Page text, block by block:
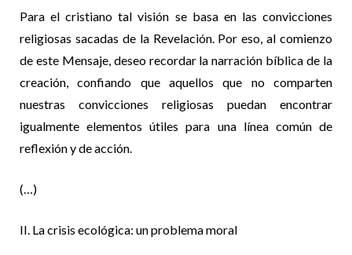
Para el cristiano tal visión se basa en las convicciones
religiosas sacadas de la Revelación. Por eso, al comienzo
de este Mensaje, deseo recordar la narración bíblica de la
creación, confiando que aquellos que no comparten
nuestras convicciones religiosas puedan encontrar
igualmente elementos útiles para una línea común de
reflexión y de acción.
(…)
II. La crisis ecológica: un problema moral